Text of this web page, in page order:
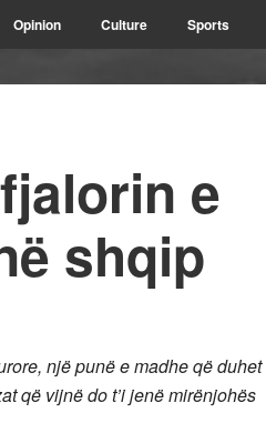
Opinion Culture Sports
e
shqip
një punë e madhe që duhet
që vijnë do t’i jenë mirënjohës